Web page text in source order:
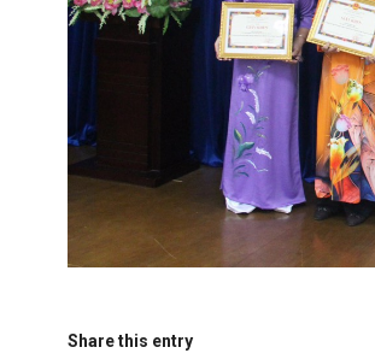
Share this entry